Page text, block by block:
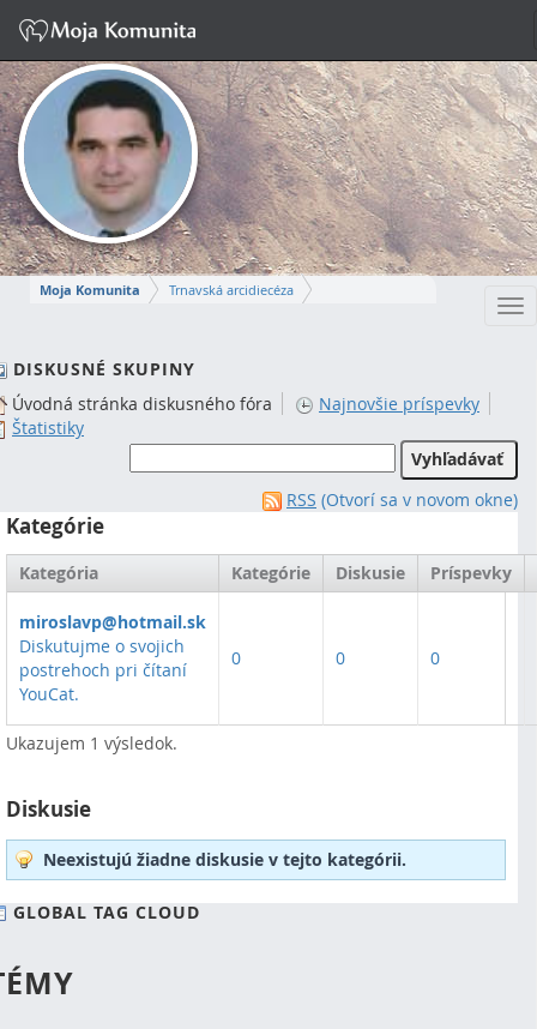
Moja Komunita
Trnavská arcidiecéza
MIROSLAV
Napísať správu
DISKUSNÉ SKUPINY
Úvodná stránka diskusného fóra
Najnovšie príspevky
Štatistiky
RSS (Otvorí sa v novom okne)
Kategórie
Kategória Kategórie Diskusie Príspevky
miroslavp@hotmail.sk
Diskutujme o svojich
postrehoch pri čítaní
YouCat.
0 0 0
Ukazujem 1 výsledok.
Diskusie
Neexistujú žiadne diskusie v tejto kategórii.
GLOBAL TAG CLOUD